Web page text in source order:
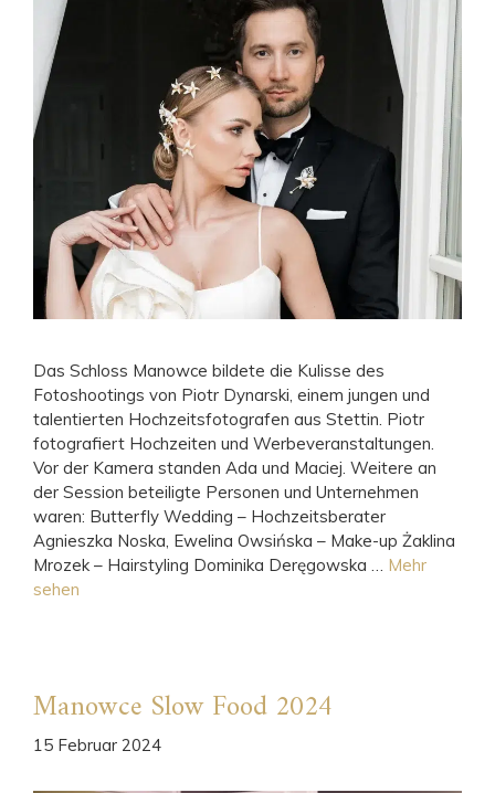
Das Schloss Manowce bildete die Kulisse des
Fotoshootings von Piotr Dynarski, einem jungen und
talentierten Hochzeitsfotografen aus Stettin. Piotr
fotografiert Hochzeiten und Werbeveranstaltungen.
Vor der Kamera standen Ada und Maciej. Weitere an
der Session beteiligte Personen und Unternehmen
waren: Butterfly Wedding – Hochzeitsberater
Agnieszka Noska, Ewelina Owsińska – Make-up Żaklina
Mrozek – Hairstyling Dominika Deręgowska … Mehr
sehen
Manowce Slow Food 2024
15 Februar 2024